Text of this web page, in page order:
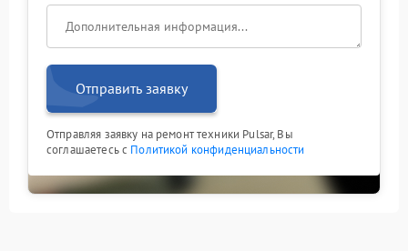
Отправить заявку
Отправляя заявку на ремонт техники Pulsar, Вы
соглашаетесь с Политикой конфиденциальности